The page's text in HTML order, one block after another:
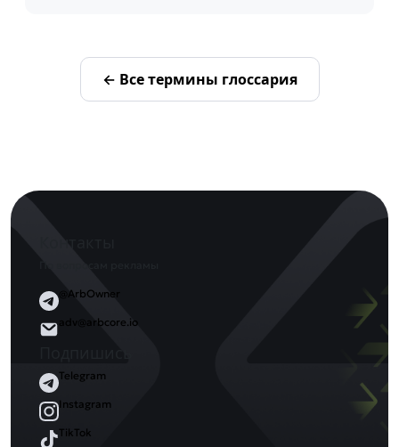
← Все термины глоссария
@ArbOwner
adv@arbcore.io
Telegram
Instagram
TikTok